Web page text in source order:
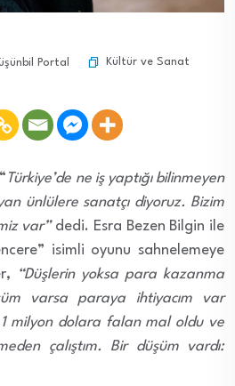
Portal Kültür ve Sanat
Türkiye’de ne iş yaptığı bilinmeyen
ünlülere sanatçı diyoruz. Bizim
var”dedi. Esra Bezen Bilgin ile
isimli oyunu sahnelemeye
“Düşlerin yoksa para kazanma
varsa paraya ihtiyacım var
milyon dolara falan mal oldu ve
çalıştım. Bir düşüm vardı: